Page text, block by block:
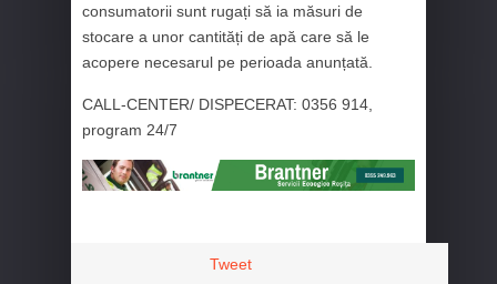
consumatorii sunt rugați să ia măsuri de
stocare a unor cantități de apă care să le
acopere necesarul pe perioada anunțată.
CALL-CENTER/ DISPECERAT: 0356 914,
program 24/7
Tweet